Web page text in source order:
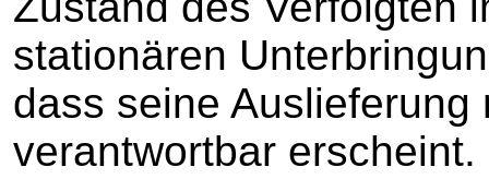
stationären
dass seine Auslieferung
verantwortbar erscheint.